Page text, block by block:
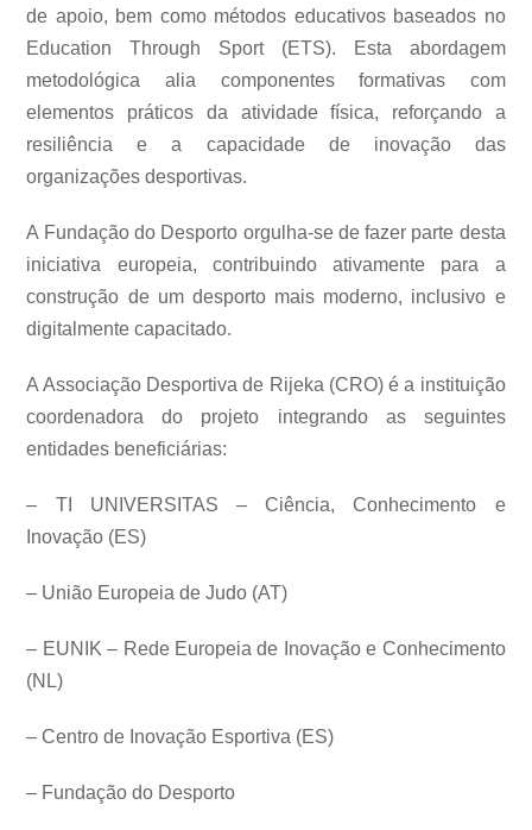
de apoio, bem como métodos educativos baseados no
Education Through Sport (ETS). Esta abordagem
metodológica alia componentes formativas com
elementos práticos da atividade física, reforçando a
resiliência e a capacidade de inovação das
organizações desportivas.
A Fundação do Desporto orgulha-se de fazer parte desta
iniciativa europeia, contribuindo ativamente para a
construção de um desporto mais moderno, inclusivo e
digitalmente capacitado.
A Associação Desportiva de Rijeka (CRO) é a instituição
coordenadora do projeto integrando as seguintes
entidades beneficiárias:
– TI UNIVERSITAS – Ciência, Conhecimento e
Inovação (ES)
– União Europeia de Judo (AT)
– EUNIK – Rede Europeia de Inovação e Conhecimento
(NL)
– Centro de Inovação Esportiva (ES)
– Fundação do Desporto